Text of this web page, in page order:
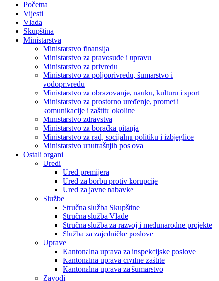
Početna
Vijesti
Vlada
Skupština
Ministarstva
Ministarstvo finansija
Ministarstvo za pravosuđe i upravu
Ministarstvo za privredu
Ministarstvo za poljoprivredu, šumarstvo i
vodoprivredu
Ministarstvo za obrazovanje, nauku, kulturu i sport
Ministarstvo za prostorno uređenje, promet i
komunikacije i zaštitu okoline
Ministarstvo zdravstva
Ministarstvo za boračka pitanja
Ministarstvo za rad, socijalnu politiku i izbjeglice
Ministarstvo unutrašnjih poslova
Ostali organi
Uredi
Ured premijera
Ured za borbu protiv korupcije
Ured za javne nabavke
Službe
Stručna služba Skupštine
Stručna služba Vlade
Stručna služba za razvoj i međunarodne projekte
Služba za zajedničke poslove
Uprave
Kantonalna uprava za inspekcijske poslove
Kantonalna uprava civilne zaštite
Kantonalna uprava za šumarstvo
Zavodi